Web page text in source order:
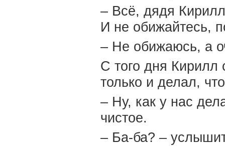
– Всё, дядя
И не обижайтесь,
– Не обижаюсь, а
С того дня Кирилл
только и делал,
– Ну, как у нас
чистое.
– Ба-ба? –